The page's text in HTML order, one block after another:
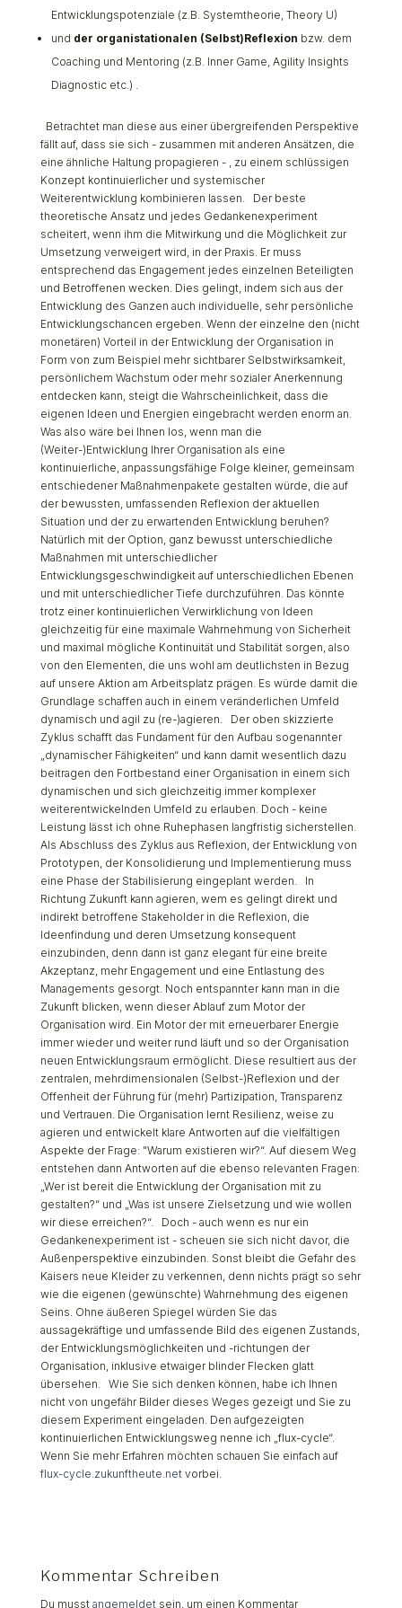
Entwicklungspotenziale (z.B. Systemtheorie, Theory U)
und der organistationalen (Selbst)Reflexion bzw. dem
Coaching und Mentoring (z.B. Inner Game, Agility Insights
Diagnostic etc.) .
Betrachtet man diese aus einer übergreifenden Perspektive
fällt auf, dass sie sich - zusammen mit anderen Ansätzen, die
eine ähnliche Haltung propagieren - , zu einem schlüssigen
Konzept kontinuierlicher und systemischer
Weiterentwicklung kombinieren lassen. Der beste
theoretische Ansatz und jedes Gedankenexperiment
scheitert, wenn ihm die Mitwirkung und die Möglichkeit zur
Umsetzung verweigert wird, in der Praxis. Er muss
entsprechend das Engagement jedes einzelnen Beteiligten
und Betroffenen wecken. Dies gelingt, indem sich aus der
Entwicklung des Ganzen auch individuelle, sehr persönliche
Entwicklungschancen ergeben. Wenn der einzelne den (nicht
monetären) Vorteil in der Entwicklung der Organisation in
Form von zum Beispiel mehr sichtbarer Selbstwirksamkeit,
persönlichem Wachstum oder mehr sozialer Anerkennung
entdecken kann, steigt die Wahrscheinlichkeit, dass die
eigenen Ideen und Energien eingebracht werden enorm an.
Was also wäre bei Ihnen los, wenn man die
(Weiter-)Entwicklung Ihrer Organisation als eine
kontinuierliche, anpassungsfähige Folge kleiner, gemeinsam
entschiedener Maßnahmenpakete gestalten würde, die auf
der bewussten, umfassenden Reflexion der aktuellen
Situation und der zu erwartenden Entwicklung beruhen?
Natürlich mit der Option, ganz bewusst unterschiedliche
Maßnahmen mit unterschiedlicher
Entwicklungsgeschwindigkeit auf unterschiedlichen Ebenen
und mit unterschiedlicher Tiefe durchzuführen. Das könnte
trotz einer kontinuierlichen Verwirklichung von Ideen
gleichzeitig für eine maximale Wahrnehmung von Sicherheit
und maximal mögliche Kontinuität und Stabilität sorgen, also
von den Elementen, die uns wohl am deutlichsten in Bezug
auf unsere Aktion am Arbeitsplatz prägen. Es würde damit die
Grundlage schaffen auch in einem veränderlichen Umfeld
dynamisch und agil zu (re-)agieren. Der oben skizzierte
Zyklus schafft das Fundament für den Aufbau sogenannter
„dynamischer Fähigkeiten“ und kann damit wesentlich dazu
beitragen den Fortbestand einer Organisation in einem sich
dynamischen und sich gleichzeitig immer komplexer
weiterentwickelnden Umfeld zu erlauben. Doch - keine
Leistung lässt ich ohne Ruhephasen langfristig sicherstellen.
Als Abschluss des Zyklus aus Reflexion, der Entwicklung von
Prototypen, der Konsolidierung und Implementierung muss
eine Phase der Stabilisierung eingeplant werden. In
Richtung Zukunft kann agieren, wem es gelingt direkt und
indirekt betroffene Stakeholder in die Reflexion, die
Ideenfindung und deren Umsetzung konsequent
einzubinden, denn dann ist ganz elegant für eine breite
Akzeptanz, mehr Engagement und eine Entlastung des
Managements gesorgt. Noch entspannter kann man in die
Zukunft blicken, wenn dieser Ablauf zum Motor der
Organisation wird. Ein Motor der mit erneuerbarer Energie
immer wieder und weiter rund läuft und so der Organisation
neuen Entwicklungsraum ermöglicht. Diese resultiert aus der
zentralen, mehrdimensionalen (Selbst-)Reflexion und der
Offenheit der Führung für (mehr) Partizipation, Transparenz
und Vertrauen. Die Organisation lernt Resilienz, weise zu
agieren und entwickelt klare Antworten auf die vielfältigen
Aspekte der Frage: "Warum existieren wir?“. Auf diesem Weg
entstehen dann Antworten auf die ebenso relevanten Fragen:
„Wer ist bereit die Entwicklung der Organisation mit zu
gestalten?“ und „Was ist unsere Zielsetzung und wie wollen
wir diese erreichen?“. Doch - auch wenn es nur ein
Gedankenexperiment ist - scheuen sie sich nicht davor, die
Außenperspektive einzubinden. Sonst bleibt die Gefahr des
Kaisers neue Kleider zu verkennen, denn nichts prägt so sehr
wie die eigenen (gewünschte) Wahrnehmung des eigenen
Seins. Ohne äußeren Spiegel würden Sie das
aussagekräftige und umfassende Bild des eigenen Zustands,
der Entwicklungsmöglichkeiten und -richtungen der
Organisation, inklusive etwaiger blinder Flecken glatt
übersehen. Wie Sie sich denken können, habe ich Ihnen
nicht von ungefähr Bilder dieses Weges gezeigt und Sie zu
diesem Experiment eingeladen. Den aufgezeigten
kontinuierlichen Entwicklungsweg nenne ich „flux-cycle“.
Wenn Sie mehr Erfahren möchten schauen Sie einfach auf
flux-cycle.zukunftheute.netvorbei.
Kommentar Schreiben
Du musst angemeldetsein, um einen Kommentar